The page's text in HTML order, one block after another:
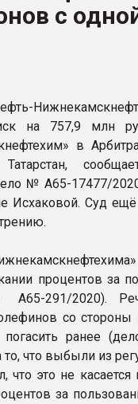
с
на 757,9 млн
в
Татарстан,
№ А65-17477/
Исхаковой. Суд
процентов за
А65-291/2020).
со стороны
погасить ранее
что выбыли из
что это не
за